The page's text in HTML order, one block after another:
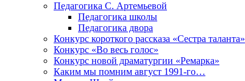
Педагогика С. Артемьевой
Педагогика школы
Педагогика двора
Конкурс короткого рассказа «Сестра таланта»
Конкурс «Во весь голос»
Конкурс новой драматургии «Ремарка»
Каким мы помним август 1991-го…